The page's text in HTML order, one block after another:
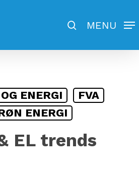
search
MENU
ENERGI
FVA
ENERGI
EL trends
Close